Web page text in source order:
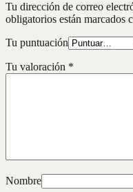
Tu dirección de correo
obligatorios están marcados
Tu puntuación
Tu valoración *
Nombre